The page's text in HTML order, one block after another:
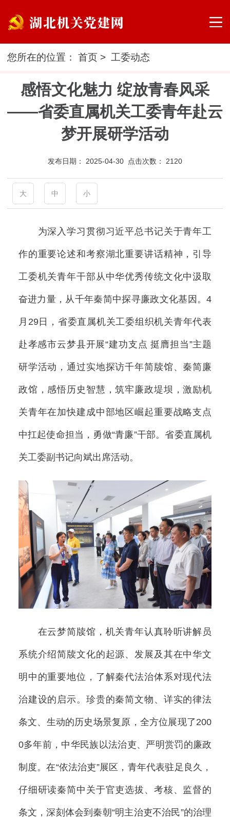
您所在的位置：首页 > 工委动态
感悟文化魅力 绽放青春风采
——省委直属机关工委青年赴云
梦开展研学活动
发布日期： 2025-04-30 点击次数： 2120
大 中 小
为深入学习贯彻习近平总书记关于青年工
作的重要论述和考察湖北重要讲话精神，引导
工委机关青年干部从中华优秀传统文化中汲取
奋进力量，从千年秦简中探寻廉政文化基因。4
月29日，省委直属机关工委组织机关青年代表
赴孝感市云梦县开展“建功支点 挺膺担当”主题
研学活动，通过实地探访千年简牍馆、秦简廉
政馆，感悟历史智慧，筑牢廉政堤坝，激励机
关青年在加快建成中部地区崛起重要战略支点
中扛起使命担当，勇做“青廉”干部。省委直属机
关工委副书记向斌出席活动。
在云梦简牍馆，机关青年认真聆听讲解员
系统介绍简牍文化的起源、发展及其在中华文
明中的重要地位，了解秦代法治体系对现代法
治建设的启示。珍贵的秦简文物、详实的律法
条文、生动的历史场景复原，全方位展现了200
0多年前，中华民族以法治吏、严明赏罚的廉政
制度。在“依法治吏”展区，青年代表驻足良久，
仔细研读秦简中关于官吏选拔、考核、监督的
条文，深刻体会到秦朝“明主治吏不治民”的治理